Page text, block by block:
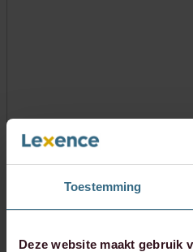
Toestemming
Deze website maakt gebruik